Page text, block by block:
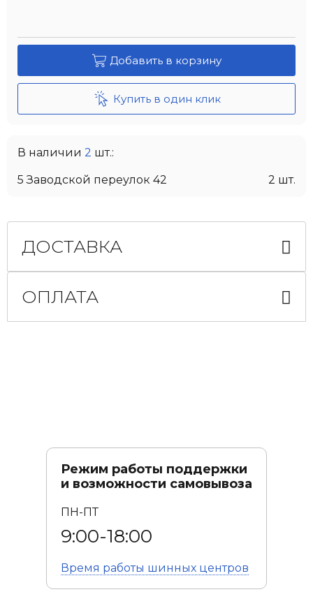
Добавить в корзину
Купить в один клик
В наличии 2 шт.:
5 Заводской переулок 42 2 шт.
ДОСТАВКА
ОПЛАТА
Режим работы поддержки
и возможности самовывоза
ПН-ПТ
9:00-18:00
Время работы шинных центров